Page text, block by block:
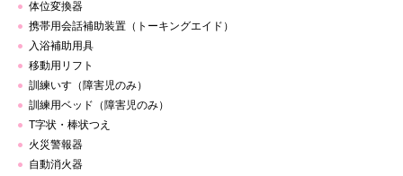
体位変換器
携帯用会話補助装置（トーキングエイド）
入浴補助用具
移動用リフト
訓練いす（障害児のみ）
訓練用ベッド（障害児のみ）
T字状・棒状つえ
火災警報器
自動消火器